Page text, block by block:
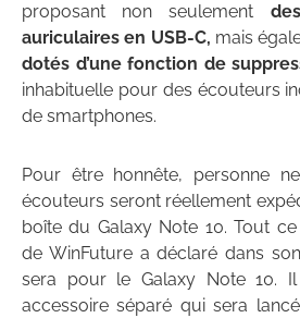
proposant non seulement
auriculaires en USB-C, mais
dotés d’une fonction de
inhabituelle pour des écouteurs
de smartphones.
Pour être honnête, personne
écouteurs seront réellement
boîte du Galaxy Note 10. Tout
de WinFuture a déclaré dans
sera pour le Galaxy Note 10. Il
accessoire séparé qui sera